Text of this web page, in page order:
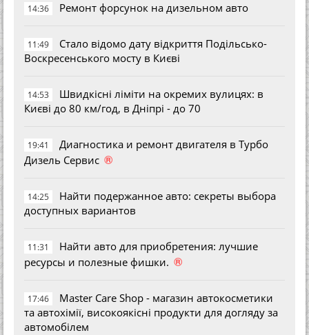
14:36 Ремонт форсунок на дизельном авто
11:49
Стало відомо дату відкриття Подільсько-
Воскресенського мосту в Києві
14:53
Швидкісні ліміти на окремих вулицях: в
Києві до 80 км/год, в Дніпрі - до 70
19:41
Диагностика и ремонт двигателя в Турбо
Дизель Сервис ®
14:25
Найти подержанное авто: секреты выбора
доступных вариантов
11:31
Найти авто для приобретения: лучшие
ресурсы и полезные фишки. ®
17:46
Master Care Shop - магазин автокосметики
та автохімії, високоякісні продукти для догляду за
автомобілем